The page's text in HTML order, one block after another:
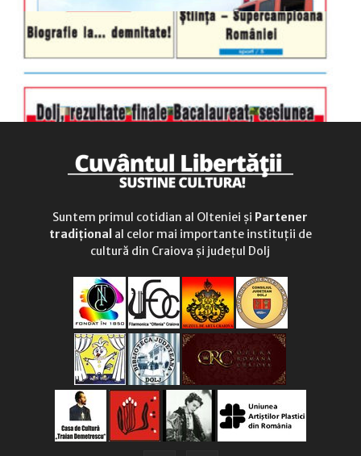
Suntem primul cotidian al Olteniei și Partener
tradițional al celor mai importante instituții de
cultură din Craiova și județul Dolj